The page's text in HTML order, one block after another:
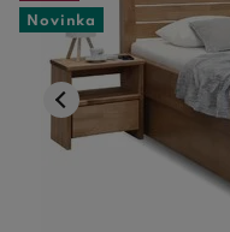
Novinka